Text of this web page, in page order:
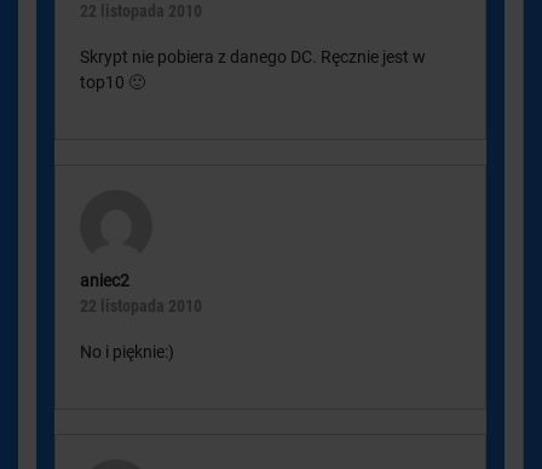
22 listopada 2010
Skrypt nie pobiera z danego DC. Ręcznie jest w
top10 🙂
aniec2
22 listopada 2010
No i pięknie:)